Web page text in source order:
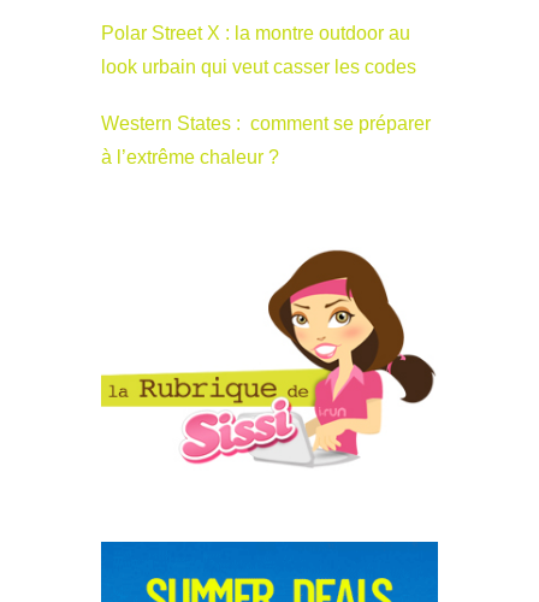
Polar Street X : la montre outdoor au
look urbain qui veut casser les codes
Western States : comment se préparer
à l’extrême chaleur ?